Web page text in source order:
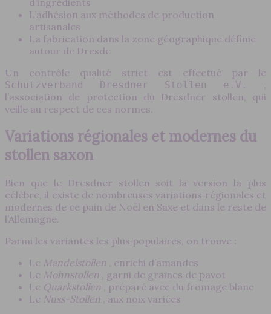
d’ingrédients
L’adhésion aux méthodes de production
artisanales
La fabrication dans la zone géographique définie
autour de Dresde
Un contrôle qualité strict est effectué par le
Schutzverband Dresdner Stollen e.V. ,
l’association de protection du Dresdner stollen, qui
veille au respect de ces normes.
Variations régionales et modernes du
stollen saxon
Bien que le Dresdner stollen soit la version la plus
célèbre, il existe de nombreuses variations régionales et
modernes de ce pain de Noël en Saxe et dans le reste de
l’Allemagne.
Parmi les variantes les plus populaires, on trouve :
Le Mandelstollen , enrichi d’amandes
Le Mohnstollen , garni de graines de pavot
Le Quarkstollen , préparé avec du fromage blanc
Le Nuss-Stollen , aux noix variées